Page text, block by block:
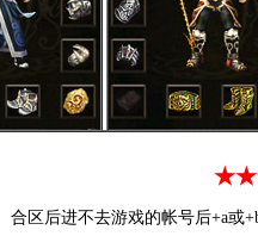
合区后进不去游戏的帐号后+a或